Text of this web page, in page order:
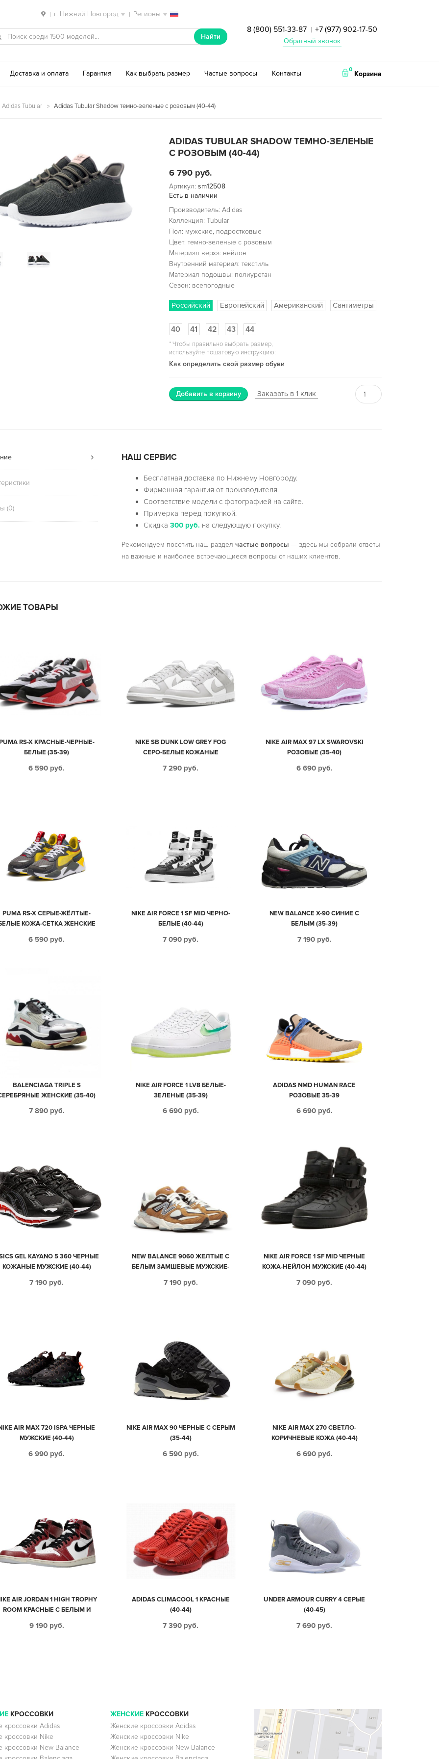
| г. Нижний Новгород | Регионы
Найти
8 (800) 551-33-87 | +7 (977) 902-17-50
Обратный звонок
Доставка и оплата Гарантия Как выбрать размер Частые вопросы Контакты 0
Корзина
Tubular Adidas Tubular Shadow темно-зеленые с розовым (40-44)
ADIDAS TUBULAR SHADOW ТЕМНО-ЗЕЛЕНЫЕ
С РОЗОВЫМ (40-44)
6 790 руб.
Артикул: sm12508
Есть в наличии
Производитель: Adidas
Коллекция: Tubular
Пол: мужские, подростковые
Цвет: темно-зеленые с розовым
Материал верха: нейлон
Внутренний материал: текстиль
Материал подошвы: полиуретан
Сезон: всепогодные
Российский Европейский Американский Сантиметры
40 41 42 43 44
*Чтобы правильно выбрать размер,
используйте пошаговую инструкцию:
Как определить свой размер обуви
Добавить в корзину Заказать в 1 клик
(0)
НАШ СЕРВИС
Бесплатная доставка по Нижнему Новгороду.
Фирменная гарантия от производителя.
Соответствие модели с фотографией на сайте.
Примерка перед покупкой.
Скидка300 руб. на следующую покупку.
Рекомендуем посетить наш разделчастые вопросы — здесь мы собрали ответы
на важные и наиболее встречающиеся вопросы от наших клиентов.
ТОВАРЫ
RS-X КРАСНЫЕ-ЧЕРНЫЕ-
БЕЛЫЕ (35-39)
6 590 руб.
NIKE SB DUNK LOW GREY FOG
СЕРО-БЕЛЫЕ КОЖАНЫЕ
7 290 руб.
NIKE AIR MAX 97 LX SWAROVSKI
РОЗОВЫЕ (35-40)
6 690 руб.
PUMA RS-X СЕРЫЕ-ЖЁЛТЫЕ-
КОЖА-СЕТКА ЖЕНСКИЕ
6 590 руб.
NIKE AIR FORCE 1 SF MID ЧЕРНО-
БЕЛЫЕ (40-44)
7 090 руб.
NEW BALANCE X-90 СИНИЕ С
БЕЛЫМ (35-39)
7 190 руб.
BALENCIAGA TRIPLE S
ЖЕНСКИЕ (35-40)
7 890 руб.
NIKE AIR FORCE 1 LV8 БЕЛЫЕ-
ЗЕЛЕНЫЕ (35-39)
6 690 руб.
ADIDAS NMD HUMAN RACE
РОЗОВЫЕ 35-39
6 690 руб.
GEL KAYANO 5 360 ЧЕРНЫЕ
КОЖАНЫЕ МУЖСКИЕ (40-44)
7 190 руб.
NEW BALANCE 9060 ЖЕЛТЫЕ С
БЕЛЫМ ЗАМШЕВЫЕ МУЖСКИЕ-
7 190 руб.
NIKE AIR FORCE 1 SF MID ЧЕРНЫЕ
КОЖА-НЕЙЛОН МУЖСКИЕ (40-44)
7 090 руб.
AIR MAX 720 ISPA ЧЕРНЫЕ
МУЖСКИЕ (40-44)
6 990 руб.
NIKE AIR MAX 90 ЧЕРНЫЕ С СЕРЫМ
(35-44)
6 590 руб.
NIKE AIR MAX 270 СВЕТЛО-
КОРИЧНЕВЫЕ КОЖА (40-44)
6 690 руб.
AIR JORDAN 1 HIGH TROPHY
ROOM КРАСНЫЕ С БЕЛЫМ И
44)
9 190 руб.
ADIDAS CLIMACOOL 1 КРАСНЫЕ
(40-44)
7 390 руб.
UNDER ARMOUR CURRY 4 СЕРЫЕ
(40-45)
7 690 руб.
КРОССОВКИ
кроссовки Adidas
кроссовки Nike
кроссовки New Balance
ЖЕНСКИЕКРОССОВКИ
Женские кроссовки Adidas
Женские кроссовки Nike
Женские кроссовки New Balance